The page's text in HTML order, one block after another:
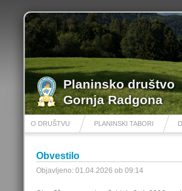
Planinsko društvo
Gornja Radgona
O DRUŠTVU PLANINSKI TABORI
Obvestilo
Objavljeno: 01.04.2026 ob 09:14